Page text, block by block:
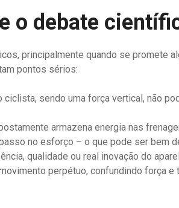
o debate
principalmente quando se promete
pontos sérios:
sendo uma força vertical, não
armazena energia nas
no esforço – o que pode ser bem
qualidade ou real inovação do
perpétuo, confundindo força